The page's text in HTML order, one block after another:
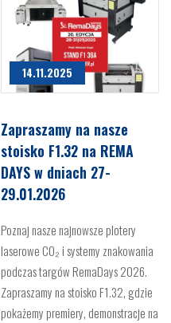
14.11.2025
Zapraszamy na nasze
stoisko F1.32 na REMA
DAYS w dniach 27-
29.01.2026
Poznaj nasze najnowsze plotery
laserowe CO₂ i systemy znakowania
podczas targów RemaDays 2026.
Zapraszamy na stoisko F1.32, gdzie
pokażemy premiery, demonstracje na